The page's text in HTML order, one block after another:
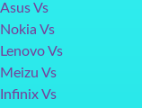
Asus Vs
Nokia Vs
Lenovo Vs
Meizu Vs
Infinix Vs